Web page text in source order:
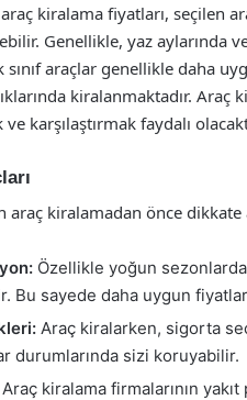
kiralama fiyatları, seçilen
Genellikle, yaz aylarında
araçlar genellikle daha
kiralanmaktadır. Araç
karşılaştırmak faydalı
araç kiralamadan önce dikkate
Özellikle yoğun
Bu sayede daha uygun
Araç kiralarken, sigorta
durumlarında sizi koruyabilir.
Araç kiralama firmalarının